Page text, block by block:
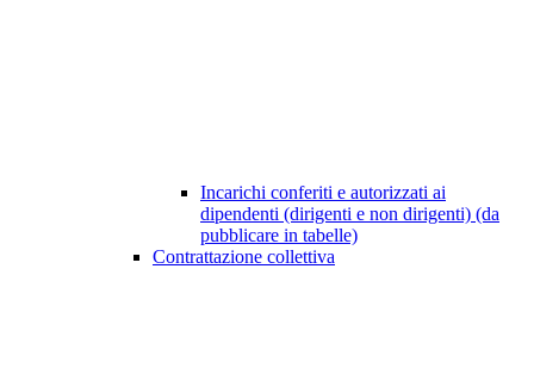
Incarichi conferiti e autorizzati ai
dipendenti (dirigenti e non dirigenti) (da
pubblicare in tabelle)
Contrattazione collettiva